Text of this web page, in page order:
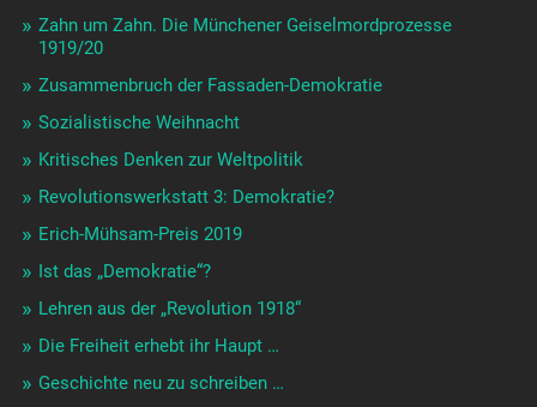
Zahn um Zahn. Die Münchener Geiselmordprozesse
1919/20
Zusammenbruch der Fassaden-Demokratie
Sozialistische Weihnacht
Kritisches Denken zur Weltpolitik
Revolutionswerkstatt 3: Demokratie?
Erich-Mühsam-Preis 2019
Ist das „Demokratie“?
Lehren aus der „Revolution 1918“
Die Freiheit erhebt ihr Haupt …
Geschichte neu zu schreiben …